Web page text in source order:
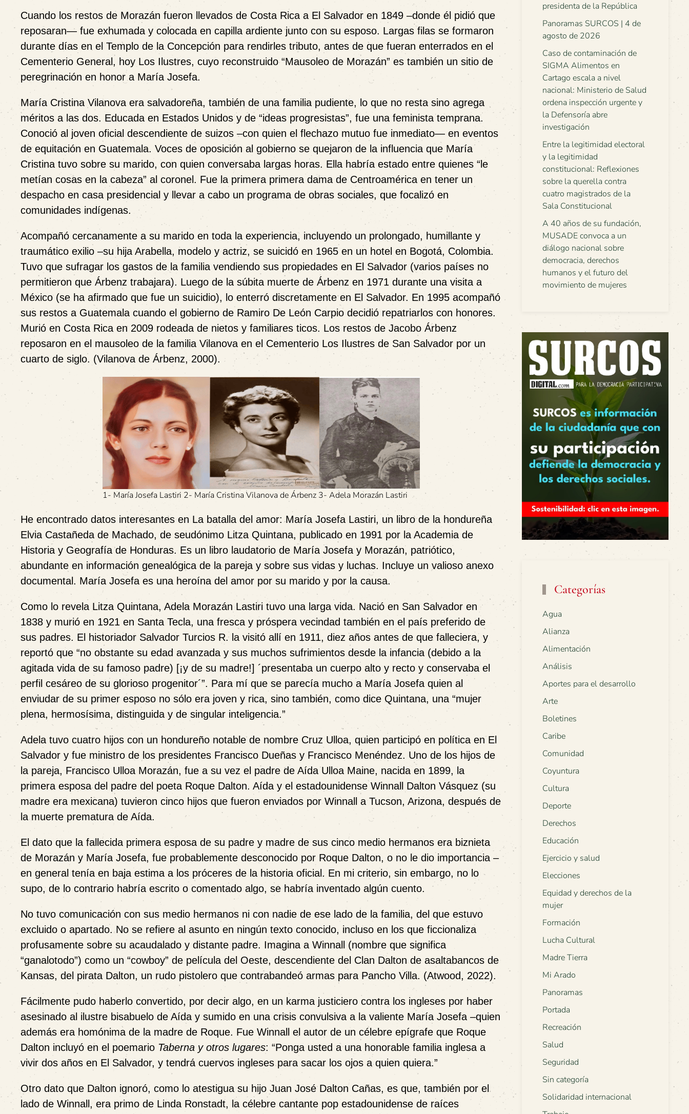
Cuando los restos de Morazán fueron llevados de Costa Rica a El Salvador en 1849 –donde él pidió que
reposaran— fue exhumada y colocada en capilla ardiente junto con su esposo. Largas filas se formaron
durante días en el Templo de la Concepción para rendirles tributo, antes de que fueran enterrados en el
Cementerio General, hoy Los Ilustres, cuyo reconstruido “Mausoleo de Morazán” es también un sitio de
peregrinación en honor a María Josefa.
María Cristina Vilanova era salvadoreña, también de una familia pudiente, lo que no resta sino agrega
méritos a las dos. Educada en Estados Unidos y de “ideas progresistas”, fue una feminista temprana.
Conoció al joven oficial descendiente de suizos –con quien el flechazo mutuo fue inmediato— en eventos
de equitación en Guatemala. Voces de oposición al gobierno se quejaron de la influencia que María
Cristina tuvo sobre su marido, con quien conversaba largas horas. Ella habría estado entre quienes “le
metían cosas en la cabeza” al coronel. Fue la primera primera dama de Centroamérica en tener un
despacho en casa presidencial y llevar a cabo un programa de obras sociales, que focalizó en
comunidades indígenas.
Acompañó cercanamente a su marido en toda la experiencia, incluyendo un prolongado, humillante y
traumático exilio –su hija Arabella, modelo y actriz, se suicidó en 1965 en un hotel en Bogotá, Colombia.
Tuvo que sufragar los gastos de la familia vendiendo sus propiedades en El Salvador (varios países no
permitieron que Árbenz trabajara). Luego de la súbita muerte de Árbenz en 1971 durante una visita a
México (se ha afirmado que fue un suicidio), lo enterró discretamente en El Salvador. En 1995 acompañó
sus restos a Guatemala cuando el gobierno de Ramiro De León Carpio decidió repatriarlos con honores.
Murió en Costa Rica en 2009 rodeada de nietos y familiares ticos. Los restos de Jacobo Árbenz
reposaron en el mausoleo de la familia Vilanova en el Cementerio Los Ilustres de San Salvador por un
cuarto de siglo. (Vilanova de Árbenz, 2000).
1- María Josefa Lastiri 2- María Cristina Vilanova de Árbenz 3- Adela Morazán Lastiri
He encontrado datos interesantes en La batalla del amor: María Josefa Lastiri, un libro de la hondureña
Elvia Castañeda de Machado, de seudónimo Litza Quintana, publicado en 1991 por la Academia de
Historia y Geografía de Honduras. Es un libro laudatorio de María Josefa y Morazán, patriótico,
abundante en información genealógica de la pareja y sobre sus vidas y luchas. Incluye un valioso anexo
documental. María Josefa es una heroína del amor por su marido y por la causa.
Como lo revela Litza Quintana, Adela Morazán Lastiri tuvo una larga vida. Nació en San Salvador en
1838 y murió en 1921 en Santa Tecla, una fresca y próspera vecindad también en el país preferido de
sus padres. El historiador Salvador Turcios R. la visitó allí en 1911, diez años antes de que falleciera, y
reportó que “no obstante su edad avanzada y sus muchos sufrimientos desde la infancia (debido a la
agitada vida de su famoso padre) [¡y de su madre!] ´presentaba un cuerpo alto y recto y conservaba el
perfil cesáreo de su glorioso progenitor´”. Para mí que se parecía mucho a María Josefa quien al
enviudar de su primer esposo no sólo era joven y rica, sino también, como dice Quintana, una “mujer
plena, hermosísima, distinguida y de singular inteligencia.”
Adela tuvo cuatro hijos con un hondureño notable de nombre Cruz Ulloa, quien participó en política en El
Salvador y fue ministro de los presidentes Francisco Dueñas y Francisco Menéndez. Uno de los hijos de
la pareja, Francisco Ulloa Morazán, fue a su vez el padre de Aída Ulloa Maine, nacida en 1899, la
primera esposa del padre del poeta Roque Dalton. Aída y el estadounidense Winnall Dalton Vásquez (su
madre era mexicana) tuvieron cinco hijos que fueron enviados por Winnall a Tucson, Arizona, después de
la muerte prematura de Aída.
El dato que la fallecida primera esposa de su padre y madre de sus cinco medio hermanos era biznieta
de Morazán y María Josefa, fue probablemente desconocido por Roque Dalton, o no le dio importancia –
en general tenía en baja estima a los próceres de la historia oficial. En mi criterio, sin embargo, no lo
supo, de lo contrario habría escrito o comentado algo, se habría inventado algún cuento.
No tuvo comunicación con sus medio hermanos ni con nadie de ese lado de la familia, del que estuvo
excluido o apartado. No se refiere al asunto en ningún texto conocido, incluso en los que ficcionaliza
profusamente sobre su acaudalado y distante padre. Imagina a Winnall (nombre que significa
“ganalotodo”) como un “cowboy” de película del Oeste, descendiente del Clan Dalton de asaltabancos de
Kansas, del pirata Dalton, un rudo pistolero que contrabandeó armas para Pancho Villa. (Atwood, 2022).
Fácilmente pudo haberlo convertido, por decir algo, en un karma justiciero contra los ingleses por haber
asesinado al ilustre bisabuelo de Aída y sumido en una crisis convulsiva a la valiente María Josefa –quien
además era homónima de la madre de Roque. Fue Winnall el autor de un célebre epígrafe que Roque
Dalton incluyó en el poemario Taberna y otros lugares: “Ponga usted a una honorable familia inglesa a
vivir dos años en El Salvador, y tendrá cuervos ingleses para sacar los ojos a quien quiera.”
Otro dato que Dalton ignoró, como lo atestigua su hijo Juan José Dalton Cañas, es que, también por el
lado de Winnall, era primo de Linda Ronstadt, la célebre cantante pop estadounidense de raíces
presidenta de la República
Panoramas SURCOS | 4 de
agosto de 2026
Caso de contaminación de
SIGMA Alimentos en
Cartago escala a nivel
nacional: Ministerio de Salud
ordena inspección urgente y
la Defensoría abre
investigación
Entre la legitimidad electoral
y la legitimidad
constitucional: Reflexiones
sobre la querella contra
cuatro magistrados de la
Sala Constitucional
A 40 años de su fundación,
MUSADE convoca a un
diálogo nacional sobre
democracia, derechos
humanos y el futuro del
movimiento de mujeres
Categorías
Agua
Alianza
Alimentación
Análisis
Aportes para el desarrollo
Arte
Boletines
Caribe
Comunidad
Coyuntura
Cultura
Deporte
Derechos
Educación
Ejercicio y salud
Elecciones
Equidad y derechos de la
mujer
Formación
Lucha Cultural
Madre Tierra
Mi Arado
Panoramas
Portada
Recreación
Salud
Seguridad
Sin categoría
Solidaridad internacional